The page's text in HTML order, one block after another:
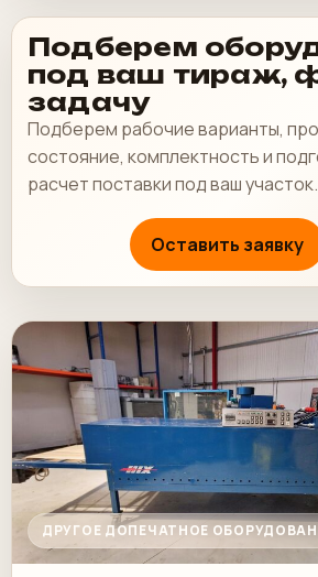
Подберем
под ваш тираж,
задачу
Подберем рабочие варианты,
состояние, комплектность и
расчет поставки под ваш участок.
Оставить заявку
ДРУГОЕ ДОПЕЧАТНОЕ